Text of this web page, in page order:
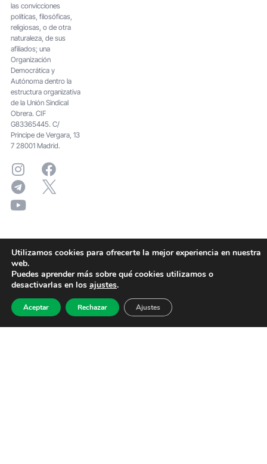
las convicciones
políticas, filosóficas,
religiosas, o de otra
naturaleza, de sus
afiliados; una
Organización
Democrática y
Autónoma dentro la
estructura organizativa
de la Unión Sindical
Obrera. CIF
G83365445. C/
Principe de Vergara, 13
7 28001 Madrid.
Utilizamos cookies para ofrecerte la mejor experiencia en nuestra
web.
Puedes aprender más sobre qué cookies utilizamos o
desactivarlas en los ajustes.
Aceptar Rechazar Ajustes